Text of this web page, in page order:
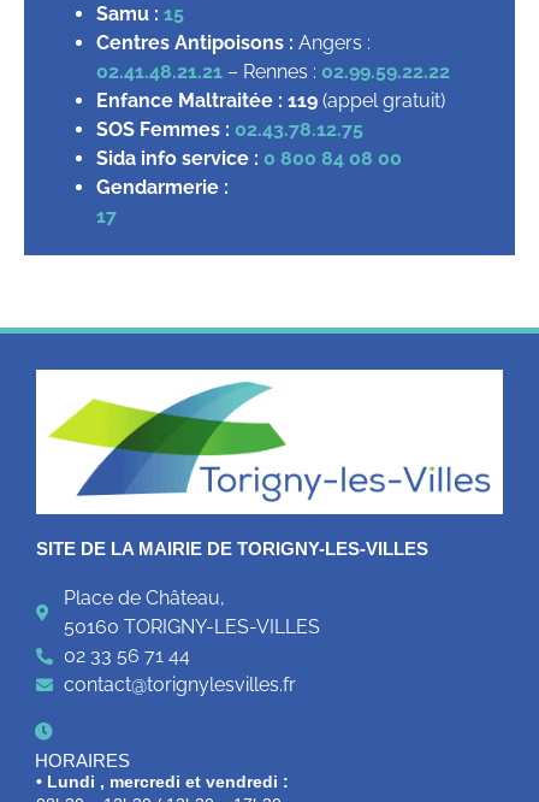
Samu : 15
Centres Antipoisons : Angers :
02.41.48.21.21 – Rennes : 02.99.59.22.22
Enfance Maltraitée : 119 (appel gratuit)
SOS Femmes : 02.43.78.12.75
Sida info service : 0 800 84 08 00
Gendarmerie :
17
SITE DE LA MAIRIE DE TORIGNY-LES-VILLES
Place de Château,
50160 TORIGNY-LES-VILLES
02 33 56 71 44
contact@torignylesvilles.fr
HORAIRES
• Lundi , mercredi et vendredi :